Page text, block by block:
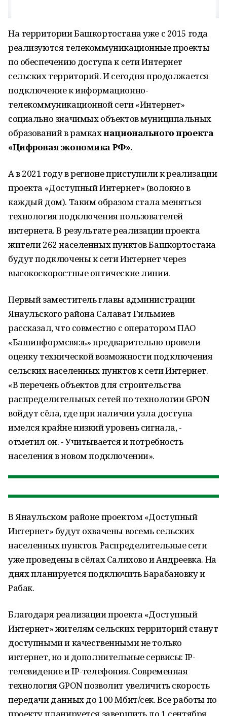
На территории Башкортостана уже с 2015 года
реализуются телекоммуникационные проекты
по обеспечению доступа к сети Интернет
сельских территорий. И сегодня продолжается
подключение к информационно-
телекоммуникационной сети «Интернет»
социально значимых объектов муниципальных
образований в рамкахнационального проекта
«Цифровая экономика РФ».
А в 2021 году в регионе приступили к реализации
проекта «Доступный Интернет» (волокно в
каждый дом). Таким образом стала меняться
технология подключения пользователей
интернета. В результате реализации проекта
жители 262 населенных пунктов Башкортостана
будут подключены к сети Интернет через
высокоскоростные оптические линии.
Первый заместитель главы администрации
Янаульского района Салават Гильмиев
рассказал, что совместно с оператором ПАО
«Башинформсвязь» предварительно провели
оценку технической возможности подключения
сельских населенных пунктов к сети Интернет.
«В перечень объектов для строительства
распределительных сетей по технологии GPON
войдут сёла, где при наличии узла доступа
имелся крайне низкий уровень сигнала, -
отметил он. - Учитывается и потребность
населения в новом подключении».
В Янаульском районе проектом «Доступный
Интернет» будут охвачены восемь сельских
населенных пунктов. Распределительные сети
уже проведены в сёлах Салихово и Андреевка. На
днях планируется подключить Барабановку и
Рабак.
Благодаря реализации проекта «Доступный
Интернет» жителям сельских территорий станут
доступными и качественными не только
интернет, но и дополнительные сервисы: IP-
телевидение и IP-телефония. Современная
технология GPON позволит увеличить скорость
передачи данных до 100 Мбит/сек. Все работы по